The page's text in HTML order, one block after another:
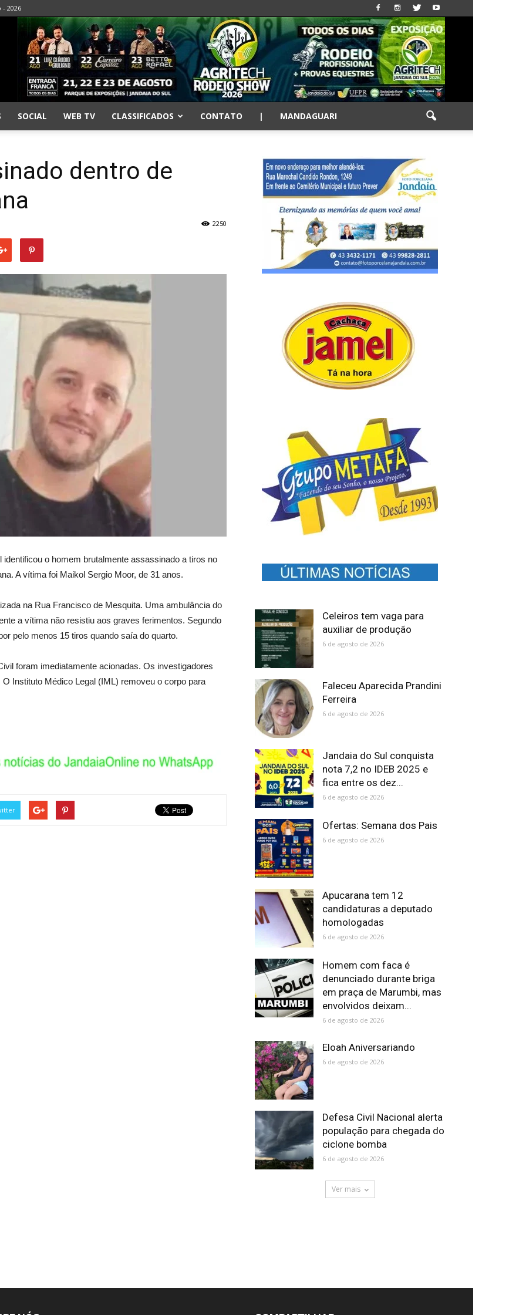
- 2026
SOCIAL WEB TV CLASSIFICADOS CONTATO | MANDAGUARI
dentro de
2250
o homem brutalmente assassinado a tiros no
A vítima foi Maikol Sergio Moor, de 31 anos.
na Rua Francisco de Mesquita. Uma ambulância do
a vítima não resistiu aos graves ferimentos. Segundo
pelo menos 15 tiros quando saía do quarto.
foram imediatamente acionadas. Os investigadores
Instituto Médico Legal (IML) removeu o corpo para
Celeiros tem vaga para
auxiliar de produção
6 de agosto de 2026
Faleceu Aparecida Prandini
Ferreira
6 de agosto de 2026
Jandaia do Sul conquista
nota 7,2 no IDEB 2025 e
fica entre os dez...
6 de agosto de 2026
Ofertas: Semana dos Pais
6 de agosto de 2026
Apucarana tem 12
candidaturas a deputado
homologadas
6 de agosto de 2026
Homem com faca é
denunciado durante briga
em praça de Marumbi, mas
envolvidos deixam...
6 de agosto de 2026
Eloah Aniversariando
6 de agosto de 2026
Defesa Civil Nacional alerta
população para chegada do
ciclone bomba
6 de agosto de 2026
Ver mais